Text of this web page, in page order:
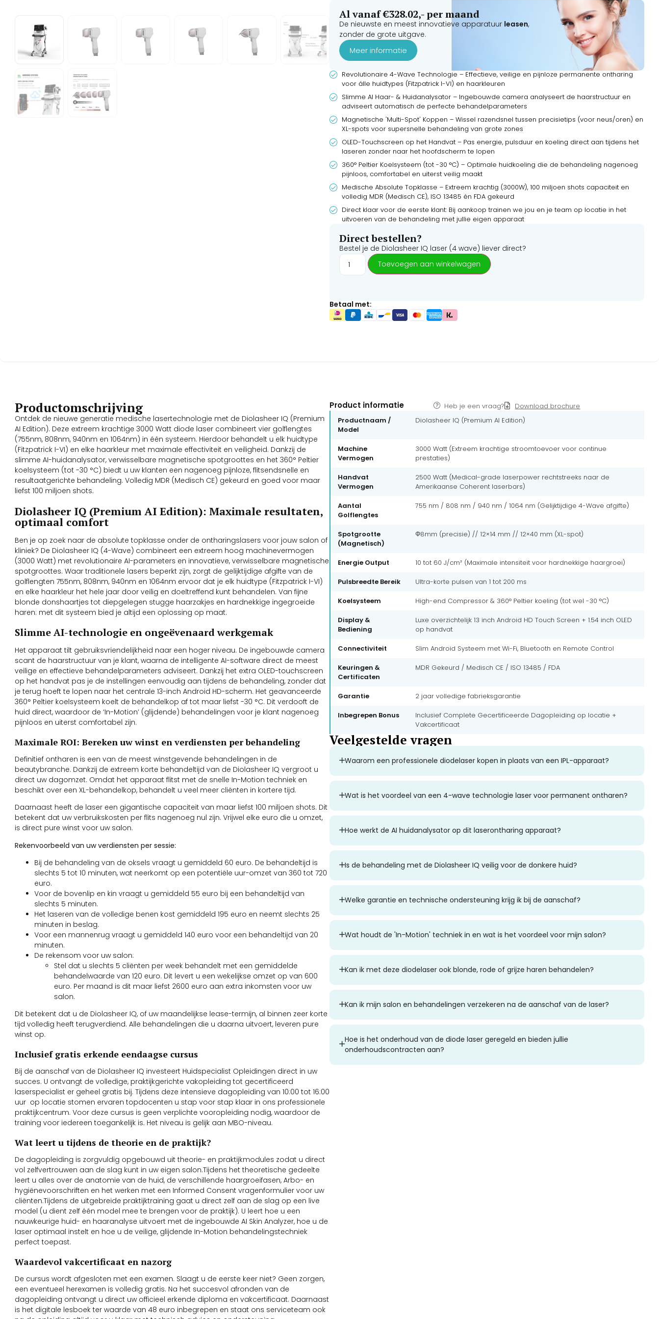
Al vanaf €328.02,- per maand
De nieuwste en meest innovatieve apparatuur leasen,
zonder de grote uitgave.
Meer informatie
Revolutionaire 4-Wave Technologie – Effectieve, veilige en pijnloze permanente ontharing
voor álle huidtypes (Fitzpatrick I-VI) en haarkleuren
Slimme AI Haar- & Huidanalysator – Ingebouwde camera analyseert de haarstructuur en
adviseert automatisch de perfecte behandelparameters
Magnetische 'Multi-Spot' Koppen – Wissel razendsnel tussen precisietips (voor neus/oren) en
XL-spots voor supersnelle behandeling van grote zones
OLED-Touchscreen op het Handvat – Pas energie, pulsduur en koeling direct aan tijdens het
laseren zonder naar het hoofdscherm te lopen
360° Peltier Koelsysteem (tot -30 °C) – Optimale huidkoeling die de behandeling nagenoeg
pijnloos, comfortabel en uiterst veilig maakt
Medische Absolute Topklasse – Extreem krachtig (3000W), 100 miljoen shots capaciteit en
volledig MDR (Medisch CE), ISO 13485 én FDA gekeurd
Direct klaar voor de eerste klant: Bij aankoop trainen we jou en je team op locatie in het
uitvoeren van de behandeling met jullie eigen apparaat
Direct bestellen?
Bestel je de Diolasheer IQ laser (4 wave) liever direct?
Toevoegen aan winkelwagen
Betaal met:
Productomschrijving
Ontdek de nieuwe generatie medische lasertechnologie met de Diolasheer IQ (Premium
AI Edition). Deze extreem krachtige 3000 Watt diode laser combineert vier golflengtes
(755nm, 808nm, 940nm en 1064nm) in één systeem. Hierdoor behandelt u elk huidtype
(Fitzpatrick I-VI) en elke haarkleur met maximale effectiviteit en veiligheid. Dankzij de
slimme AI-huidanalysator, verwisselbare magnetische spotgroottes en het 360° Peltier
koelsysteem (tot -30 °C) biedt u uw klanten een nagenoeg pijnloze, flitsendsnelle en
resultaatgerichte behandeling. Volledig MDR (Medisch CE) gekeurd en goed voor maar
liefst 100 miljoen shots.
Diolasheer IQ (Premium AI Edition): Maximale resultaten,
optimaal comfort
Ben je op zoek naar de absolute topklasse onder de ontharingslasers voor jouw salon of
kliniek? De Diolasheer IQ (4-Wave) combineert een extreem hoog machinevermogen
(3000 Watt) met revolutionaire AI-parameters en innovatieve, verwisselbare magnetische
spotgroottes. Waar traditionele lasers beperkt zijn, zorgt de gelijktijdige afgifte van de
golflengten 755nm, 808nm, 940nm en 1064nm ervoor dat je elk huidtype (Fitzpatrick I-VI)
en elke haarkleur het hele jaar door veilig en doeltreffend kunt behandelen. Van fijne
blonde donshaartjes tot diepgelegen stugge haarzakjes en hardnekkige ingegroeide
haren: met dit systeem bied je altijd een oplossing op maat.
Slimme AI-technologie en ongeëvenaard werkgemak
Het apparaat tilt gebruiksvriendelijkheid naar een hoger niveau. De ingebouwde camera
scant de haarstructuur van je klant, waarna de intelligente AI-software direct de meest
veilige en effectieve behandelparameters adviseert. Dankzij het extra OLED-touchscreen
op het handvat pas je de instellingen eenvoudig aan tijdens de behandeling, zonder dat
je terug hoeft te lopen naar het centrale 13-inch Android HD-scherm. Het geavanceerde
360° Peltier koelsysteem koelt de behandelkop af tot maar liefst -30 °C. Dit verdooft de
huid direct, waardoor de ‘In-Motion’ (glijdende) behandelingen voor je klant nagenoeg
pijnloos en uiterst comfortabel zijn.
Maximale ROI: Bereken uw winst en verdiensten per behandeling
Definitief ontharen is een van de meest winstgevende behandelingen in de
beautybranche. Dankzij de extreem korte behandeltijd van de Diolasheer IQ vergroot u
direct uw dagomzet. Omdat het apparaat flitst met de snelle In-Motion techniek en
beschikt over een XL-behandelkop, behandelt u veel meer cliënten in kortere tijd.
Daarnaast heeft de laser een gigantische capaciteit van maar liefst 100 miljoen shots. Dit
betekent dat uw verbruikskosten per flits nagenoeg nul zijn. Vrijwel elke euro die u omzet,
is direct pure winst voor uw salon.
Rekenvoorbeeld van uw verdiensten per sessie:
Bij de behandeling van de oksels vraagt u gemiddeld 60 euro. De behandeltijd is
slechts 5 tot 10 minuten, wat neerkomt op een potentiële uur-omzet van 360 tot 720
euro.
Voor de bovenlip en kin vraagt u gemiddeld 55 euro bij een behandeltijd van
slechts 5 minuten.
Het laseren van de volledige benen kost gemiddeld 195 euro en neemt slechts 25
minuten in beslag.
Voor een mannenrug vraagt u gemiddeld 140 euro voor een behandeltijd van 20
minuten.
De rekensom voor uw salon:
Stel dat u slechts 5 cliënten per week behandelt met een gemiddelde
behandelwaarde van 120 euro. Dit levert u een wekelijkse omzet op van 600
euro. Per maand is dit maar liefst 2600 euro aan extra inkomsten voor uw
salon.
Dit betekent dat u de Diolasheer IQ, of uw maandelijkse lease-termijn, al binnen zeer korte
tijd volledig heeft terugverdiend. Alle behandelingen die u daarna uitvoert, leveren pure
winst op.
Inclusief gratis erkende eendaagse cursus
Bij de aanschaf van de Diolasheer IQ investeert Huidspecialist Opleidingen direct in uw
succes. U ontvangt de volledige, praktijkgerichte vakopleiding tot gecertificeerd
laserspecialist er geheel gratis bij. Tijdens deze intensieve dagopleiding van 10:00 tot 16:00
uur op locatie stomen ervaren topdocenten u stap voor stap klaar in ons professionele
praktijkcentrum. Voor deze cursus is geen verplichte vooropleiding nodig, waardoor de
training voor iedereen toegankelijk is. Het niveau is gelijk aan MBO-niveau.
Wat leert u tijdens de theorie en de praktijk?
De dagopleiding is zorgvuldig opgebouwd uit theorie- en praktijkmodules zodat u direct
vol zelfvertrouwen aan de slag kunt in uw eigen salon.Tijdens het theoretische gedeelte
leert u alles over de anatomie van de huid, de verschillende haargroeifasen, Arbo- en
hygiënevoorschriften en het werken met een Informed Consent vragenformulier voor uw
cliënten.Tijdens de uitgebreide praktijktraining gaat u direct zelf aan de slag op een live
model (u dient zelf één model mee te brengen voor de praktijk). U leert hoe u een
nauwkeurige huid- en haaranalyse uitvoert met de ingebouwde AI Skin Analyzer, hoe u de
laser optimaal instelt en hoe u de veilige, glijdende In-Motion behandelingstechniek
perfect toepast.
Waardevol vakcertificaat en nazorg
De cursus wordt afgesloten met een examen. Slaagt u de eerste keer niet? Geen zorgen,
een eventueel herexamen is volledig gratis. Na het succesvol afronden van de
dagopleiding ontvangt u direct uw officieel erkende diploma en vakcertificaat. Daarnaast
is het digitale lesboek ter waarde van 48 euro inbegrepen en staat ons serviceteam ook
Product informatie Heb je een vraag?
Download brochure
Productnaam /
Model
Diolasheer IQ (Premium AI Edition)
Machine
Vermogen
3000 Watt (Extreem krachtige stroomtoevoer voor continue
prestaties)
Handvat
Vermogen
2500 Watt (Medical-grade laserpower rechtstreeks naar de
Amerikaanse Coherent laserbars)
Aantal
Golflengtes
755 nm / 808 nm / 940 nm / 1064 nm (Gelijktijdige 4-Wave afgifte)
Spotgrootte
(Magnetisch)
Φ8mm (precisie) // 12×14 mm // 12×40 mm (XL-spot)
Energie Output 10 tot 60 J/cm² (Maximale intensiteit voor hardnekkige haargroei)
Pulsbreedte Bereik Ultra-korte pulsen van 1 tot 200 ms
Koelsysteem High-end Compressor & 360° Peltier koeling (tot wel -30 °C)
Display &
Bediening
Luxe overzichtelijk 13 inch Android HD Touch Screen + 1.54 inch OLED
op handvat
Connectiviteit Slim Android Systeem met Wi-Fi, Bluetooth en Remote Control
Keuringen &
Certificaten
MDR Gekeurd / Medisch CE / ISO 13485 / FDA
Garantie 2 jaar volledige fabrieksgarantie
Inbegrepen Bonus
Inclusief Complete Gecertificeerde Dagopleiding op locatie +
Vakcertificaat
Veelgestelde vragen
Waarom een professionele diodelaser kopen in plaats van een IPL-apparaat?
Wat is het voordeel van een 4-wave technologie laser voor permanent ontharen?
Hoe werkt de AI huidanalysator op dit laserontharing apparaat?
Is de behandeling met de Diolasheer IQ veilig voor de donkere huid?
Welke garantie en technische ondersteuning krijg ik bij de aanschaf?
Wat houdt de 'In-Motion' techniek in en wat is het voordeel voor mijn salon?
Kan ik met deze diodelaser ook blonde, rode of grijze haren behandelen?
Kan ik mijn salon en behandelingen verzekeren na de aanschaf van de laser?
Hoe is het onderhoud van de diode laser geregeld en bieden jullie
onderhoudscontracten aan?